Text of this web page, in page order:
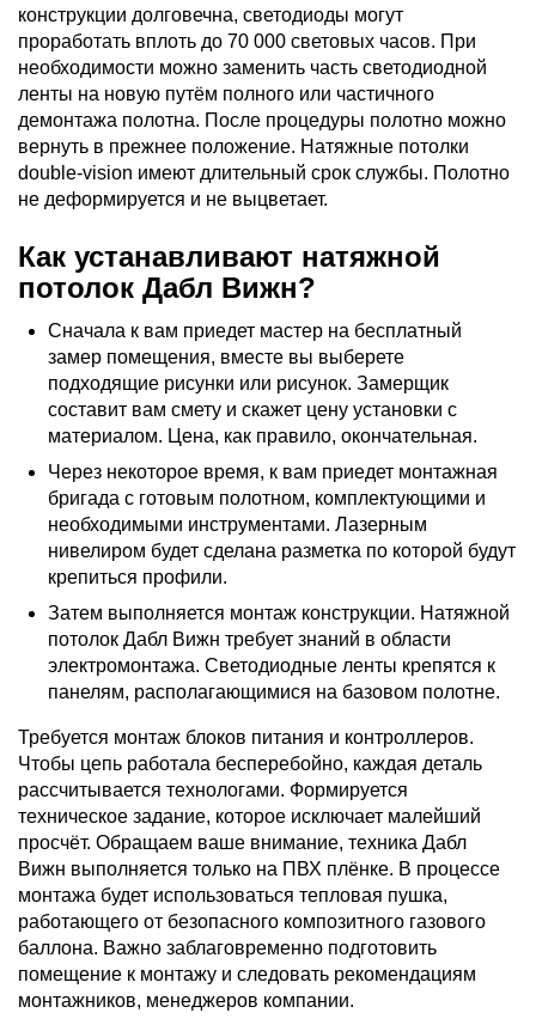
конструкции долговечна, светодиоды могут
проработать вплоть до 70 000 световых часов. При
необходимости можно заменить часть светодиодной
ленты на новую путём полного или частичного
демонтажа полотна. После процедуры полотно можно
вернуть в прежнее положение. Натяжные потолки
double-vision имеют длительный срок службы. Полотно
не деформируется и не выцветает.
Как устанавливают натяжной
потолок Дабл Вижн?
Сначала к вам приедет мастер на бесплатный
замер помещения, вместе вы выберете
подходящие рисунки или рисунок. Замерщик
составит вам смету и скажет цену установки с
материалом. Цена, как правило, окончательная.
Через некоторое время, к вам приедет монтажная
бригада с готовым полотном, комплектующими и
необходимыми инструментами. Лазерным
нивелиром будет сделана разметка по которой будут
крепиться профили.
Затем выполняется монтаж конструкции. Натяжной
потолок Дабл Вижн требует знаний в области
электромонтажа. Светодиодные ленты крепятся к
панелям, располагающимися на базовом полотне.
Требуется монтаж блоков питания и контроллеров.
Чтобы цепь работала бесперебойно, каждая деталь
рассчитывается технологами. Формируется
техническое задание, которое исключает малейший
просчёт. Обращаем ваше внимание, техника Дабл
Вижн выполняется только на ПВХ плёнке. В процессе
монтажа будет использоваться тепловая пушка,
работающего от безопасного композитного газового
баллона. Важно заблаговременно подготовить
помещение к монтажу и следовать рекомендациям
монтажников, менеджеров компании.